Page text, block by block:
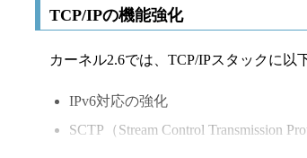
TCP/IPの機能強化
カーネル2.6では、TCP/IPスタックに以
IPv6対応の強化
SCTP（Stream Control Transmission